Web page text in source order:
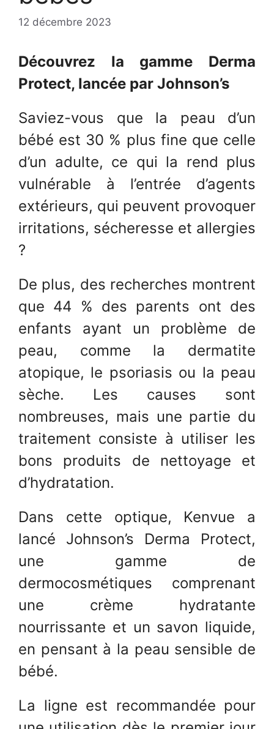
12 décembre 2023
Découvrez la gamme Derma
Protect, lancée par Johnson’s
Saviez-vous que la peau d’un
bébé est 30 % plus fine que celle
d’un adulte, ce qui la rend plus
vulnérable à l’entrée d’agents
extérieurs, qui peuvent provoquer
irritations, sécheresse et allergies
?
De plus, des recherches montrent
que 44 % des parents ont des
enfants ayant un problème de
peau, comme la dermatite
atopique, le psoriasis ou la peau
sèche. Les causes sont
nombreuses, mais une partie du
traitement consiste à utiliser les
bons produits de nettoyage et
d’hydratation.
Dans cette optique, Kenvue a
lancé Johnson’s Derma Protect,
une gamme de
dermocosmétiques comprenant
une crème hydratante
nourrissante et un savon liquide,
en pensant à la peau sensible de
bébé.
La ligne est recommandée pour